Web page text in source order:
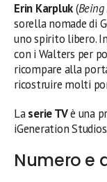
Erin Karpluk(Being
sorella nomade di
uno spirito libero.
con i Walters per
ricompare alla
ricostruire molti
Laserie TVè una
iGeneration Studios.
Numero e